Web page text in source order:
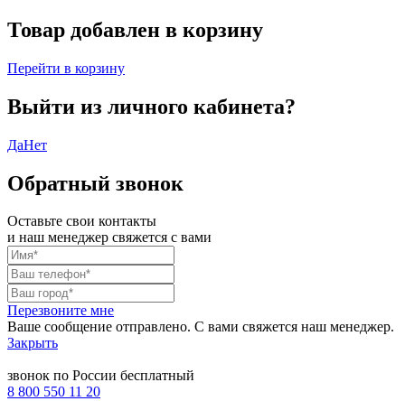
Товар добавлен в корзину
Перейти в корзину
Выйти из личного кабинета?
ДаНет
Обратный звонок
Оставьте свои контакты
и наш менеджер свяжется с вами
Перезвоните мне
Ваше сообщение отправлено. С вами свяжется наш менеджер.
Закрыть
звонок по России бесплатный
8 800 550 11 20